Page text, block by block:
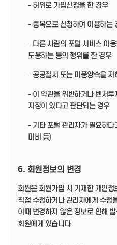
- 허위로 가입신청을 한 경우
- 중복으로 신청하여 이용하는
- 다른 사람의 포털 서비스 이
도용하는 등의 행위를 한 경우
- 공공질서 또는 미풍양속을
- 이 약관을 위반하거나 벤처투
지장이 있다고 판단되는 경우
- 기타 포털 관리자가 필요하
미비 등)
6. 회원정보의 변경
회원은 회원가입 시 기재한 개인
직접 수정하거나 관리자에게 수정
이때 변경하지 않은 정보로 인해
회원에게 있습니다.